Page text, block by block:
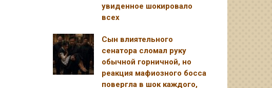
увиденное шокировало
всех
Сын влиятельного
сенатора сломал руку
обычной горничной, но
реакция мафиозного босса
повергла в шок каждого,